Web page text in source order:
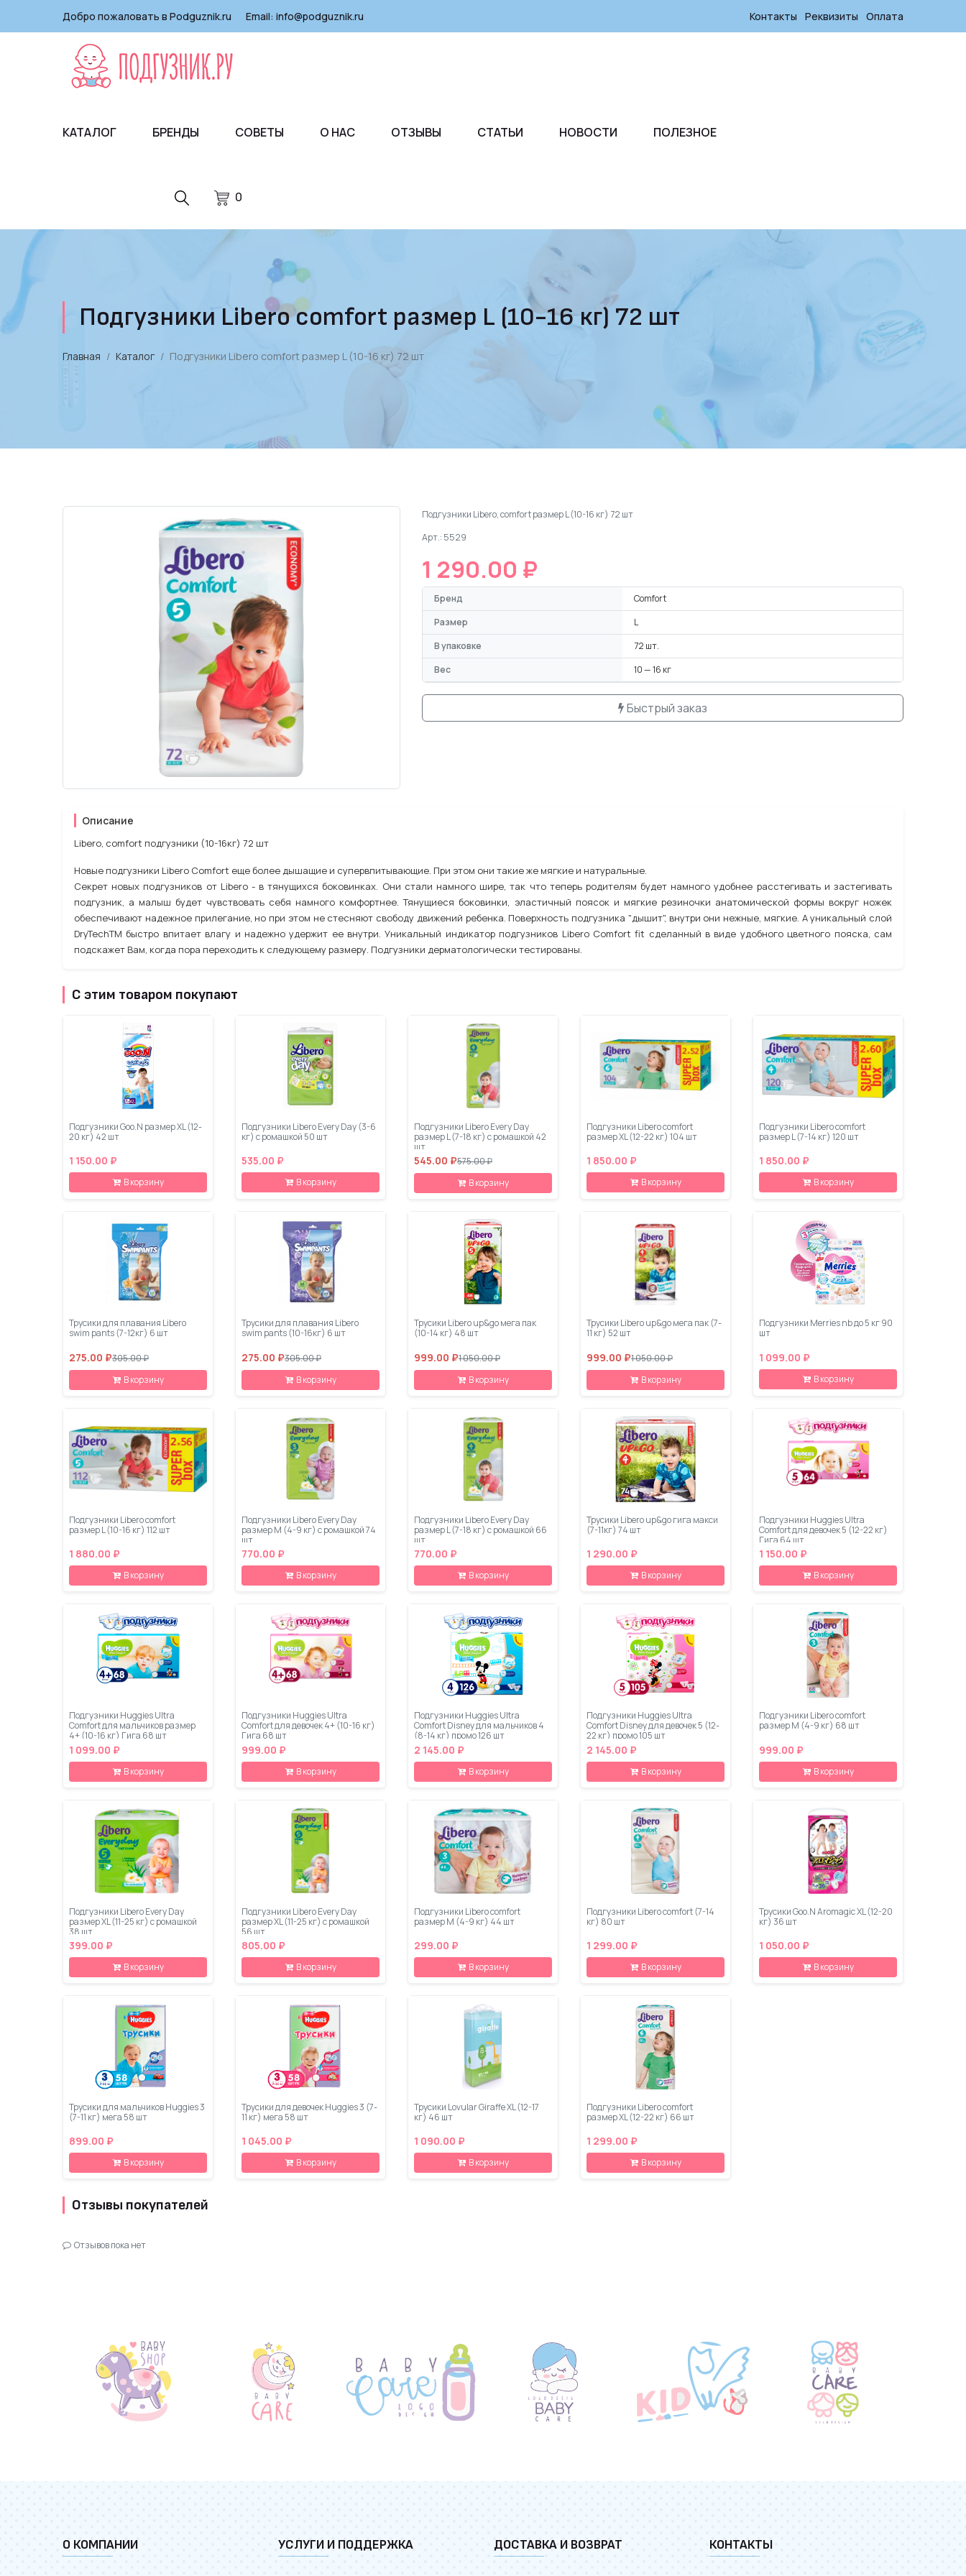
Добро пожаловать в Podguznik.ru Email: info@podguznik.ru Контакты Реквизиты Оплата
0
КАТАЛОГ БРЕНДЫ СОВЕТЫ О НАС ОТЗЫВЫ СТАТЬИ НОВОСТИ ПОЛЕЗНОЕ
Подгузники Libero comfort размер L (10-16 кг) 72 шт
Главная Каталог Подгузники Libero comfort размер L (10-16 кг) 72 шт
Подгузники Libero, comfort размер L (10-16 кг) 72 шт
Арт.: 5529
1 290.00 ₽
Бренд
Comfort
Размер
L
В упаковке
72 шт.
Вес
10 — 16 кг
Быстрый заказ
Описание
Libero, comfort подгузники (10-16кг) 72 шт
Новые подгузники Libero Comfort еще более дышащие и супервпитывающие. При этом они такие же мягкие и натуральные.
Секрет новых подгузников от Libero - в тянущихся боковинках. Они стали намного шире, так что теперь родителям будет намного удобнее расстегивать и застегивать
подгузник, а малыш будет чувствовать себя намного комфортнее. Тянущиеся боковинки, эластичный поясок и мягкие резиночки анатомической формы вокруг ножек
обеспечивают надежное прилегание, но при этом не стесняют свободу движений ребенка. Поверхность подгузника "дышит", внутри они нежные, мягкие. А уникальный слой
DryTechТМ быстро впитает влагу и надежно удержит ее внутри. Уникальный индикатор подгузников Libero Comfort fit сделанный в виде удобного цветного пояска, сам
подскажет Вам, когда пора переходить к следующему размеру. Подгузники дерматологически тестированы.
С этим товаром покупают
Подгузники Goo.N размер XL (12-
20 кг) 42 шт
1 150.00 ₽
В корзину
Подгузники Libero Every Day (3-6
кг) с ромашкой 50 шт
535.00 ₽
В корзину
Подгузники Libero Every Day
размер L (7-18 кг) с ромашкой 42
шт
545.00 ₽575.00 ₽
В корзину
Подгузники Libero comfort
размер XL (12-22 кг) 104 шт
1 850.00 ₽
В корзину
Подгузники Libero comfort
размер L (7-14 кг) 120 шт
1 850.00 ₽
В корзину
Трусики для плавания Libero
swim pants (7-12кг) 6 шт
275.00 ₽305.00 ₽
В корзину
Трусики для плавания Libero
swim pants (10-16кг) 6 шт
275.00 ₽305.00 ₽
В корзину
Трусики Libero up&go мега пак
(10-14 кг) 48 шт
999.00 ₽1 050.00 ₽
В корзину
Трусики Libero up&go мега пак (7-
11 кг) 52 шт
999.00 ₽1 050.00 ₽
В корзину
Подгузники Merries nb до 5 кг 90
шт
1 099.00 ₽
В корзину
Подгузники Libero comfort
размер L (10-16 кг) 112 шт
1 880.00 ₽
В корзину
Подгузники Libero Every Day
размер M (4-9 кг) с ромашкой 74
шт
770.00 ₽
В корзину
Подгузники Libero Every Day
размер L (7-18 кг) с ромашкой 66
шт
770.00 ₽
В корзину
Трусики Libero up&go гига макси
(7-11кг) 74 шт
1 290.00 ₽
В корзину
Подгузники Huggies Ultra
Comfort для девочек 5 (12-22 кг)
Гига 64 шт
1 150.00 ₽
В корзину
Подгузники Huggies Ultra
Comfort для мальчиков размер
4+ (10-16 кг) Гига 68 шт
1 099.00 ₽
В корзину
Подгузники Huggies Ultra
Comfort для девочек 4+ (10-16 кг)
Гига 68 шт
999.00 ₽
В корзину
Подгузники Huggies Ultra
Comfort Disney для мальчиков 4
(8-14 кг) промо 126 шт
2 145.00 ₽
В корзину
Подгузники Huggies Ultra
Comfort Disney для девочек 5 (12-
22 кг) промо 105 шт
2 145.00 ₽
В корзину
Подгузники Libero comfort
размер M (4-9 кг) 68 шт
999.00 ₽
В корзину
Подгузники Libero Every Day
размер ХL (11-25 кг) с ромашкой
38 шт
399.00 ₽
В корзину
Подгузники Libero Every Day
размер ХL (11-25 кг) с ромашкой
56 шт
805.00 ₽
В корзину
Подгузники Libero comfort
размер M (4-9 кг) 44 шт
299.00 ₽
В корзину
Подгузники Libero comfort (7-14
кг) 80 шт
1 299.00 ₽
В корзину
Трусики Goo.N Aromagic XL (12-20
кг) 36 шт
1 050.00 ₽
В корзину
Трусики для мальчиков Huggies 3
(7-11 кг) мега 58 шт
899.00 ₽
В корзину
Трусики для девочек Huggies 3 (7-
11 кг) мега 58 шт
1 045.00 ₽
В корзину
Трусики Lovular Giraffe XL (12-17
кг) 46 шт
1 090.00 ₽
В корзину
Подгузники Libero comfort
размер XL (12-22 кг) 66 шт
1 299.00 ₽
В корзину
Отзывы покупателей
Отзывов пока нет
О КОМПАНИИ УСЛУГИ И ПОДДЕРЖКА ДОСТАВКА И ВОЗВРАТ КОНТАКТЫ